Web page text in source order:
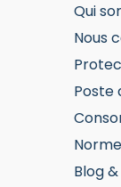
Qui
Nous
Poste
Blog